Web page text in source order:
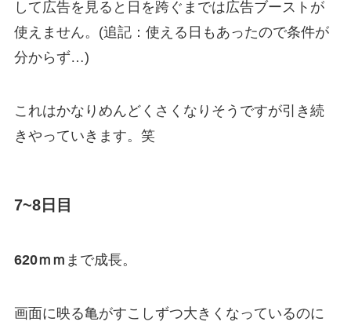
して広告を見ると日を跨ぐまでは広告ブーストが
使えません。(追記：使える日もあったので条件が
分からず…)
これはかなりめんどくさくなりそうですが引き続
きやっていきます。笑
7~8日目
620ｍｍ まで成長。
画面に映る亀がすこしずつ大きくなっているのに